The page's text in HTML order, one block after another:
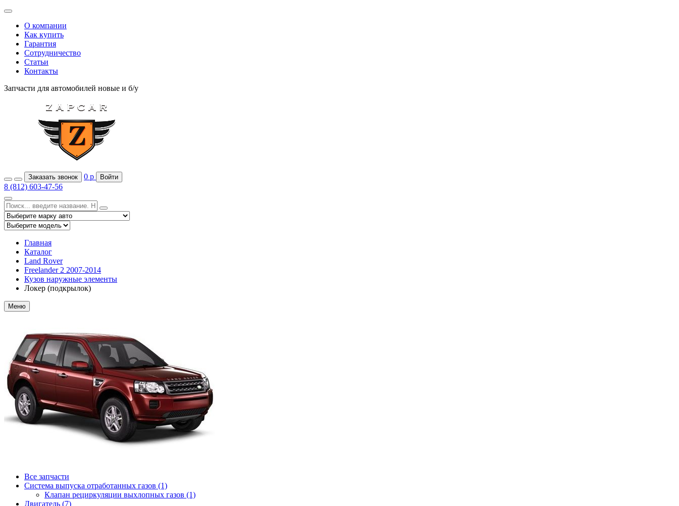
О компании
Как купить
Гарантия
Сотрудничество
Статьи
Контакты
Запчасти для автомобилей новые и б/у
Заказать звонок 0 р Войти
8 (812) 603-47-56
Главная
Каталог
Land Rover
Freelander 2 2007-2014
Кузов наружные элементы
Локер (подкрылок)
Меню
Все запчасти
Система выпуска отработанных газов (1)
Клапан рециркуляции выхлопных газов (1)
Двигатель (7)